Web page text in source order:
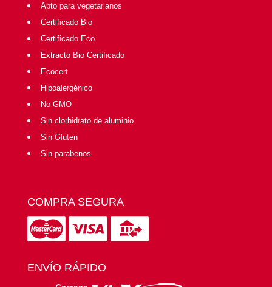
Apto para vegetarianos
Certificado Bio
Certificado Eco
Extracto Bio Certificado
Ecocert
Hipoalergénico
No GMO
Sin clorhidrato de aluminio
Sin Gluten
Sin parabenos
COMPRA SEGURA
ENVÍO RÁPIDO